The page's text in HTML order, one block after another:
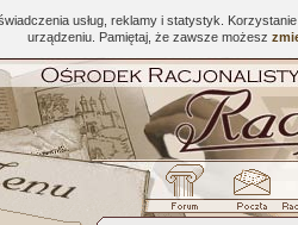
usług, reklamy i statystyk.
urządzeniu. Pamiętaj, że zawsze możesz